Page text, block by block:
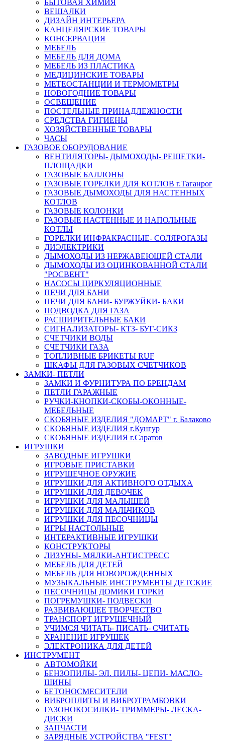
БЫТОВАЯ ХИМИЯ
ВЕШАЛКИ
ДИЗАЙН ИНТЕРЬЕРА
КАНЦЕЛЯРСКИЕ ТОВАРЫ
КОНСЕРВАЦИЯ
МЕБЕЛЬ
МЕБЕЛЬ ДЛЯ ДОМА
МЕБЕЛЬ ИЗ ПЛАСТИКА
МЕДИЦИНСКИЕ ТОВАРЫ
МЕТЕОСТАНЦИИ И ТЕРМОМЕТРЫ
НОВОГОДНИЕ ТОВАРЫ
ОСВЕЩЕНИЕ
ПОСТЕЛЬНЫЕ ПРИНАДЛЕЖНОСТИ
СРЕДСТВА ГИГИЕНЫ
ХОЗЯЙСТВЕННЫЕ ТОВАРЫ
ЧАСЫ
ГАЗОВОЕ ОБОРУДОВАНИЕ
ВЕНТИЛЯТОРЫ- ДЫМОХОДЫ- РЕШЕТКИ-
ПЛОЩАДКИ
ГАЗОВЫЕ БАЛЛОНЫ
ГАЗОВЫЕ ГОРЕЛКИ ДЛЯ КОТЛОВ г.Таганрог
ГАЗОВЫЕ ДЫМОХОДЫ ДЛЯ НАСТЕННЫХ
КОТЛОВ
ГАЗОВЫЕ КОЛОНКИ
ГАЗОВЫЕ НАСТЕННЫЕ И НАПОЛЬНЫЕ
КОТЛЫ
ГОРЕЛКИ ИНФРАКРАСНЫЕ- СОЛЯРОГАЗЫ
ДИЭЛЕКТРИКИ
ДЫМОХОДЫ ИЗ НЕРЖАВЕЮЩЕЙ СТАЛИ
ДЫМОХОДЫ ИЗ ОЦИНКОВАННОЙ СТАЛИ
"РОСВЕНТ"
НАСОСЫ ЦИРКУЛЯЦИОННЫЕ
ПЕЧИ ДЛЯ БАНИ
ПЕЧИ ДЛЯ БАНИ- БУРЖУЙКИ- БАКИ
ПОДВОДКА ДЛЯ ГАЗА
РАСШИРИТЕЛЬНЫЕ БАКИ
СИГНАЛИЗАТОРЫ- КТЗ- БУГ-СИКЗ
СЧЕТЧИКИ ВОДЫ
СЧЕТЧИКИ ГАЗА
ТОПЛИВНЫЕ БРИКЕТЫ RUF
ШКАФЫ ДЛЯ ГАЗОВЫХ СЧЕТЧИКОВ
ЗАМКИ- ПЕТЛИ
ЗАМКИ И ФУРНИТУРА ПО БРЕНДАМ
ПЕТЛИ ГАРАЖНЫЕ
РУЧКИ-КНОПКИ-СКОБЫ-ОКОННЫЕ-
МЕБЕЛЬНЫЕ
СКОБЯНЫЕ ИЗДЕЛИЯ "ДОМАРТ" г. Балаково
СКОБЯНЫЕ ИЗДЕЛИЯ г.Кунгур
СКОБЯНЫЕ ИЗДЕЛИЯ г.Саратов
ИГРУШКИ
ЗАВОДНЫЕ ИГРУШКИ
ИГРОВЫЕ ПРИСТАВКИ
ИГРУШЕЧНОЕ ОРУЖИЕ
ИГРУШКИ ДЛЯ АКТИВНОГО ОТДЫХА
ИГРУШКИ ДЛЯ ДЕВОЧЕК
ИГРУШКИ ДЛЯ МАЛЫШЕЙ
ИГРУШКИ ДЛЯ МАЛЬЧИКОВ
ИГРУШКИ ДЛЯ ПЕСОЧНИЦЫ
ИГРЫ НАСТОЛЬНЫЕ
ИНТЕРАКТИВНЫЕ ИГРУШКИ
КОНСТРУКТОРЫ
ЛИЗУНЫ- МЯЛКИ-АНТИСТРЕСС
МЕБЕЛЬ ДЛЯ ДЕТЕЙ
МЕБЕЛЬ ДЛЯ НОВОРОЖДЕННЫХ
МУЗЫКАЛЬНЫЕ ИНСТРУМЕНТЫ ДЕТСКИЕ
ПЕСОЧНИЦЫ ДОМИКИ ГОРКИ
ПОГРЕМУШКИ- ПОДВЕСКИ
РАЗВИВАЮЩЕЕ ТВОРЧЕСТВО
ТРАНСПОРТ ИГРУШЕЧНЫЙ
УЧИМСЯ ЧИТАТЬ- ПИСАТЬ- СЧИТАТЬ
ХРАНЕНИЕ ИГРУШЕК
ЭЛЕКТРОНИКА ДЛЯ ДЕТЕЙ
ИНСТРУМЕНТ
АВТОМОЙКИ
БЕНЗОПИЛЫ- ЭЛ. ПИЛЫ- ЦЕПИ- МАСЛО-
ШИНЫ
БЕТОНОСМЕСИТЕЛИ
ВИБРОПЛИТЫ И ВИБРОТРАМБОВКИ
ГАЗОНОКОСИЛКИ- ТРИММЕРЫ- ЛЕСКА-
ДИСКИ
ЗАПЧАСТИ
ЗАРЯДНЫЕ УСТРОЙСТВА "FEST"